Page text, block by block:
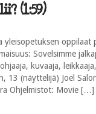
(1:59)
yleisopetuksen oppilaat
Sovelsimme
kuvaaja,
13 (näyttelijä) Joel
Ohjelmistot: Movie […]